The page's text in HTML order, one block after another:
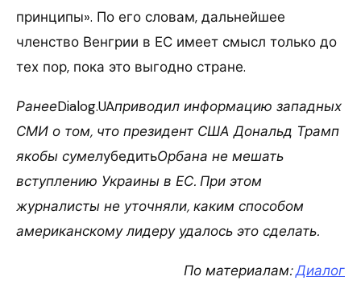
принципы». По его словам, дальнейшее
членство Венгрии в ЕС имеет смысл только до
тех пор, пока это выгодно стране.
РанееDialog.UAприводил информацию западных
СМИ о том, что президент США Дональд Трамп
якобы сумелубедитьОрбана не мешать
вступлению Украины в ЕС. При этом
журналисты не уточняли, каким способом
американскому лидеру удалось это сделать.
По материалам:Диалог